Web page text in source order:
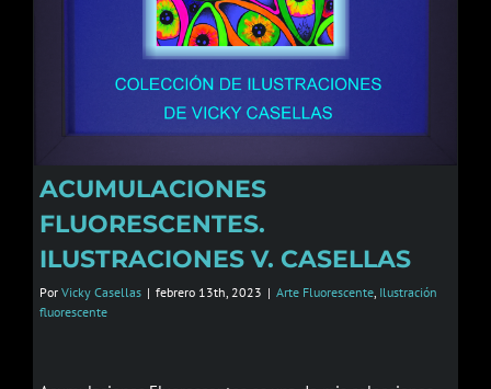
ACUMULACIONES
FLUORESCENTES.
ILUSTRACIONES V. CASELLAS
Por Vicky Casellas | febrero 13th, 2023 | Arte Fluorescente, Ilustración
fluorescente